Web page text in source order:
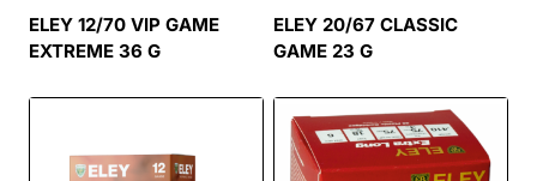
ELEY 12/70 VIP GAME
EXTREME 36 G
ELEY 20/67 CLASSIC
GAME 23 G